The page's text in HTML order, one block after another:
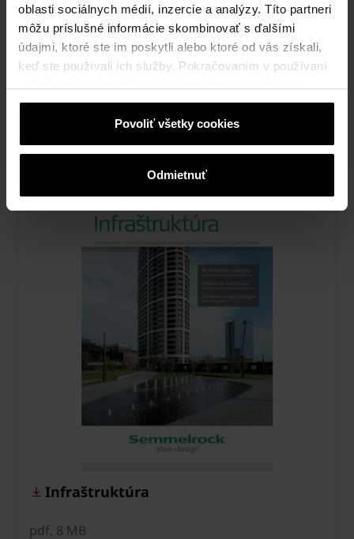
oblasti sociálnych médií, inzercie a analýzy. Títo partneri
môžu príslušné informácie skombinovať s ďalšími
údajmi, ktoré ste im poskytli alebo ktoré od vás získali,
keď ste používali ich služby. Pokračovaním v používaní
cookies na webovej stránke.
Povoliť všetky cookies
Odmietnuť
Bradstone nápady
Infraštruktúra
pdf, 8 MB